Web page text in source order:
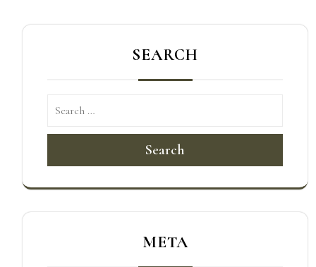
SEARCH
Search
META